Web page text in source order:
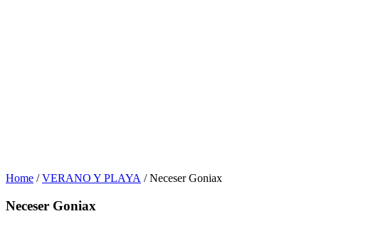
Home /VERANO Y PLAYA / Neceser Goniax
Neceser Goniax